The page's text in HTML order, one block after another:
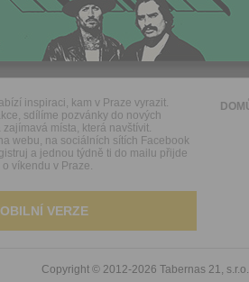
inspiraci, kam v Praze vyrazit.
sdílíme pozvánky do nových
místa, která navštívit.
webu, na sociálních sítích Facebook
a jednou týdně ti do mailu přijde
o víkendu v Praze.
VERZE
Copyright © 2012-2026 Tabernas 21, s.r.o.